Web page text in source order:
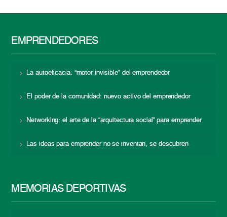
EMPRENDEDORES
La autoeficacia: “motor invisible” del emprendedor
El poder de la comunidad: nuevo activo del emprendedor
Networking: el arte de la “arquitectura social” para emprender
Las ideas para emprender no se inventan, se descubren
MEMORIAS DEPORTIVAS